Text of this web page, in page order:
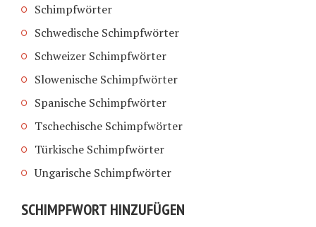
Schimpfwörter
Schwedische Schimpfwörter
Schweizer Schimpfwörter
Slowenische Schimpfwörter
Spanische Schimpfwörter
Tschechische Schimpfwörter
Türkische Schimpfwörter
Ungarische Schimpfwörter
SCHIMPFWORT HINZUFÜGEN